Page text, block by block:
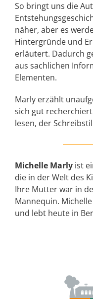
So bringt uns die
näher, aber es
Hintergründe und
erläutert. Dadurch
aus sachlichen
Elementen.
Marly erzählt
sich gut
lesen, der
Michelle Marlyist
die in der Welt des
Ihre Mutter war in
Mannequin.
und lebt heute in